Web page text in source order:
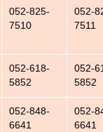
052-825-
7510
052-
7511
052-618-
5852
052-
5852
052-848-
6641
052-
6641